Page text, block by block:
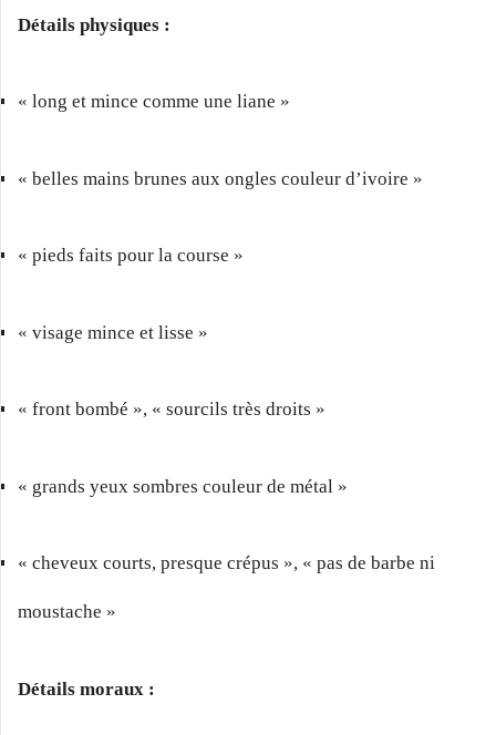
Détails physiques :
« long et mince comme une liane »
« belles mains brunes aux ongles couleur d’ivoire »
« pieds faits pour la course »
« visage mince et lisse »
« front bombé », « sourcils très droits »
« grands yeux sombres couleur de métal »
« cheveux courts, presque crépus », « pas de barbe ni
moustache »
Détails moraux :